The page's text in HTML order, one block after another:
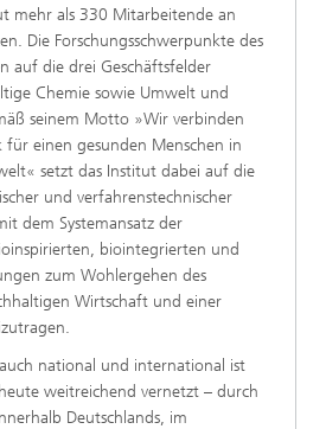
mehr als 330 Mitarbeitende an
Die Forschungsschwerpunkte des
auf die drei Geschäftsfelder
Chemie sowie Umwelt und
seinem Motto »Wir verbinden
für einen gesunden Menschen in
setzt das Institut dabei auf die
und verfahrenstechnischer
dem Systemansatz der
biointegrierten und
zum Wohlergehen des
Wirtschaft und einer
national und international ist
weitreichend vernetzt – durch
Deutschlands, im